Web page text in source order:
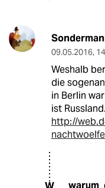
09.05.2016,
Weshalb
die
in Berlin
ist
http://